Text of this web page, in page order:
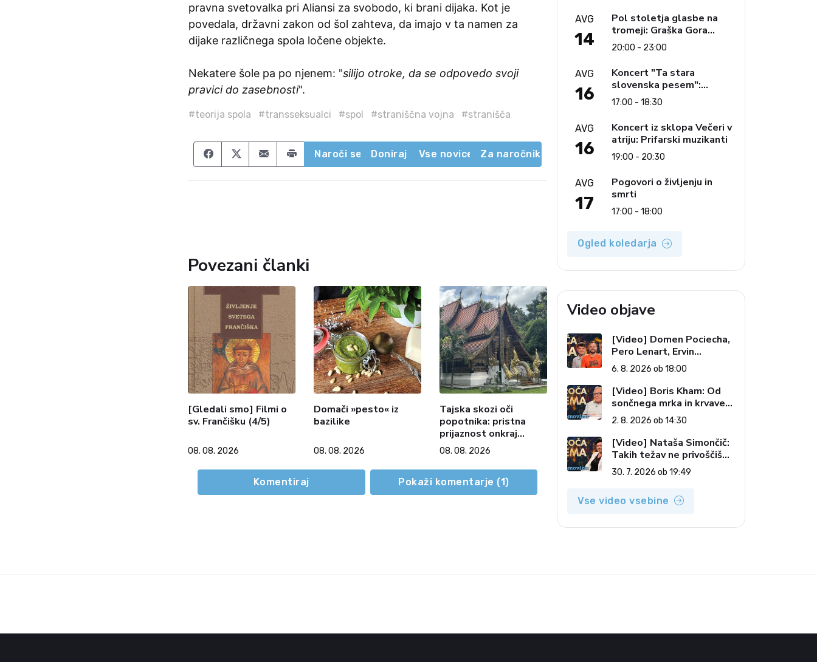
pravna svetovalka pri Aliansi za svobodo, ki brani dijaka. Kot je
povedala, državni zakon od šol zahteva, da imajo v ta namen za
dijake različnega spola ločene objekte.
Nekatere šole pa po njenem: "silijo otroke, da se odpovedo svoji
pravici do zasebnosti".
#teorija spola #transseksualci #spol #straniščna vojna #stranišča
Share on Facebook
Share on Twitter
Share by email
Naroči se Doniraj Vse novice Za naročnike
Povezani članki
[Gledali smo] Filmi o
sv. Frančišku (4/5)
08. 08. 2026
Domači »pesto« iz
bazilike
08. 08. 2026
Tajska skozi oči
popotnika: pristna
prijaznost onkraj
razglednic (1. del)
08. 08. 2026
Komentiraj Pokaži komentarje (1)
AVG
14
Pol stoletja glasbe na
tromeji: Graška Gora
obeležuje 50. jubilejni
festival narodno-zabavne
glasbe
20:00 - 23:00
AVG
16
Koncert "Ta stara
slovenska pesem":
Ljudski pevci Jezerci
17:00 - 18:30
AVG
16
Koncert iz sklopa Večeri v
atriju: Prifarski muzikanti
19:00 - 20:30
AVG
17
Pogovori o življenju in
smrti
17:00 - 18:00
Ogled koledarja
Video objave
[Video] Domen Pociecha,
Pero Lenart, Ervin
Kostanjšek: Šport
specialcev (Vroča tema, 6.
8. 2026)
6. 8. 2026 ob 18:00
[Video] Boris Kham: Od
sončnega mrka in krvave
lune do slovenskih
pečatov v vesolju (Vroča
tema, 2. 8. 2026)
2. 8. 2026 ob 14:30
[Video] Nataša Simončič:
Takih težav ne privoščiš
nikomur (Vroča tema, 30.
7. 2026)
30. 7. 2026 ob 19:49
Vse video vsebine